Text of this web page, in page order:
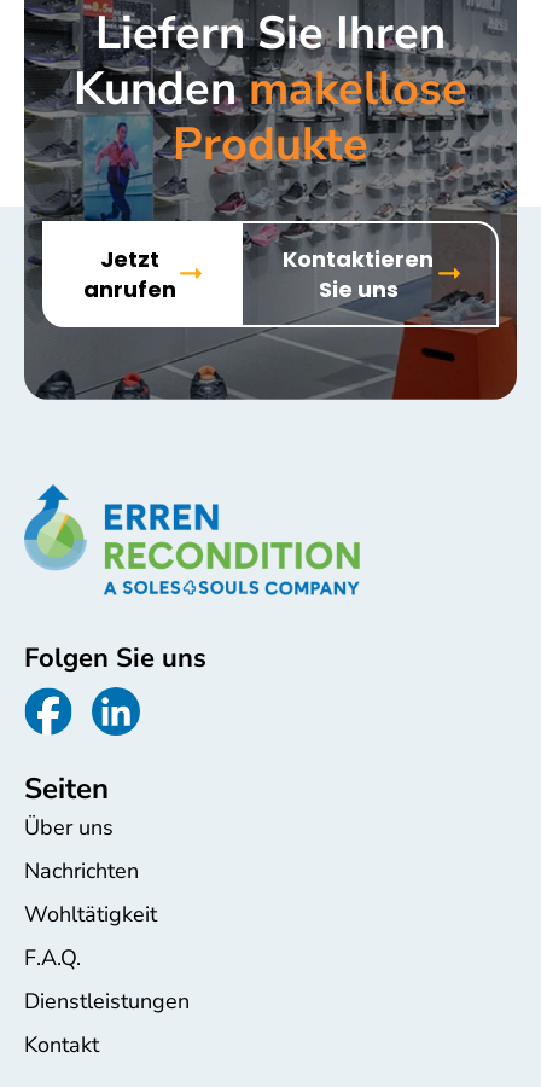
Liefern Sie Ihren
Kundenmakellose
Produkte
Jetzt
anrufen
Kontaktieren
Sie uns
Folgen Sie uns
Seiten
Über uns
Nachrichten
Wohltätigkeit
F.A.Q.
Dienstleistungen
Kontakt